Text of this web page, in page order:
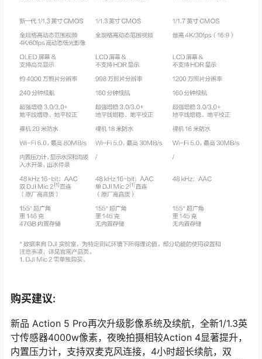
购买建议:
新品 Action 5 Pro再次升级影像系统及续航，全新1/1.3英
寸传感器4000w像素，夜晚拍摄相较Action 4显著提升，
内置压力计，支持双麦克风连接，4小时超长续航，双